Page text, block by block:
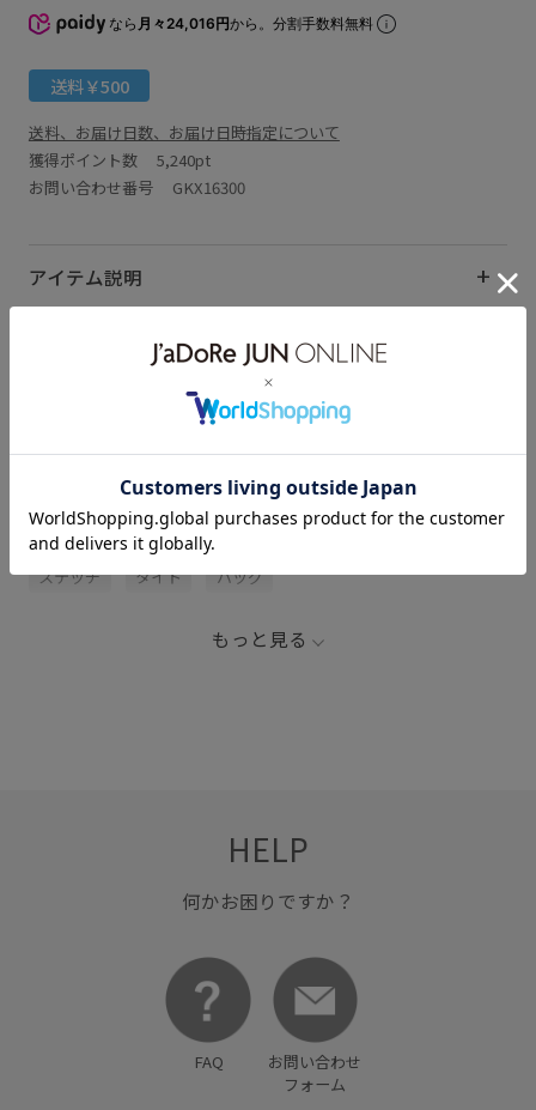
なら 月々24,016円から。分割手数料無料
送料￥500
送料、お届け日数、お届け日時指定について
獲得ポイント数 5,240pt
お問い合わせ番号 GKX16300
アイテム説明
サイズ・素材・お手入れ方法
関連タグ
Maison Margiela ゆったり クラッチ ジャケット
ステッチ タイト バッグ
もっと見る
HELP
何かお困りですか？
FAQ
お問い合わせ
フォーム